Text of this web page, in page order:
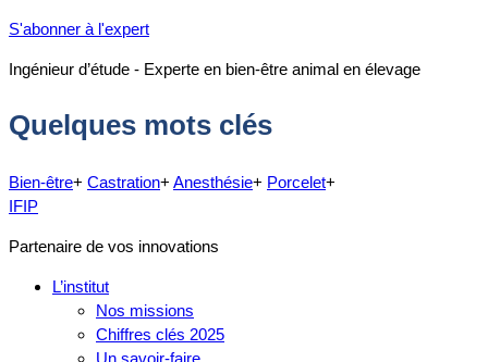
S'abonner à l'expert
Ingénieur d’étude - Experte en bien-être animal en élevage
Quelques mots clés
Bien-être+ Castration+ Anesthésie+ Porcelet+
IFIP
Partenaire de vos innovations
L’institut
Nos missions
Chiffres clés 2025
Un savoir-faire